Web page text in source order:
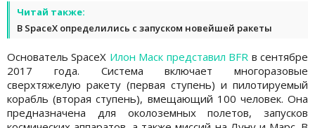
Читай также:
В SpaceX определились с запуском новейшей ракеты
Основатель SpaceX Илон Маск представил BFR в сентябре
2017 года. Система включает многоразовые
сверхтяжелую ракету (первая ступень) и пилотируемый
корабль (вторая ступень), вмещающий 100 человек. Она
предназначена для околоземных полетов, запусков